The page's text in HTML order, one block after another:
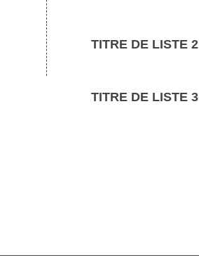
TITRE DE LISTE 2
TITRE DE LISTE 3